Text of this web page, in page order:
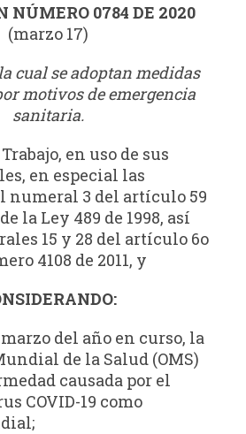
NÚMERO 0784 DE 2020
(marzo 17)
cual se adoptan medidas
motivos de emergencia
sanitaria.
en uso de sus
en especial las
numeral 3 del artículo 59
la Ley 489 de 1998, así
15 y 28 del artículo 6o
4108 de 2011, y
marzo del año en curso, la
de la Salud (OMS)
causada por el
COVID-19 como